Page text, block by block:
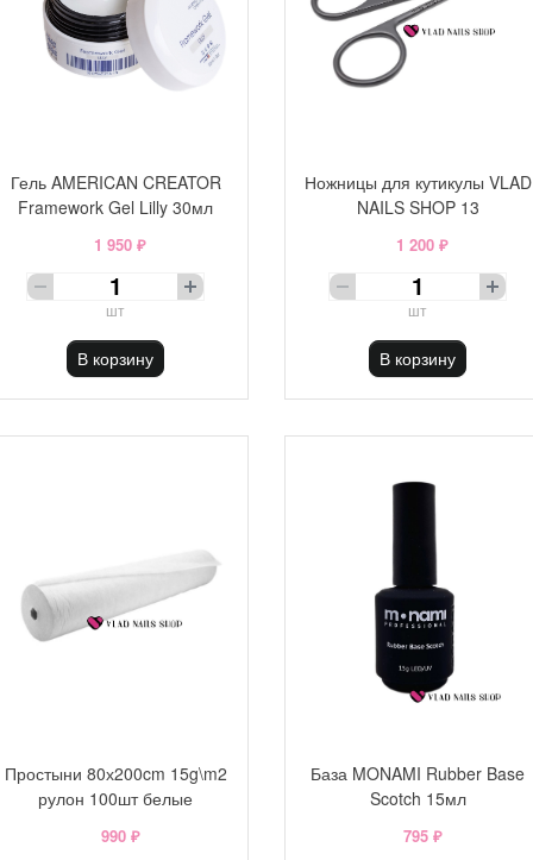
Гель AMERICAN CREATOR
Framework Gel Lilly 30мл
1 950 ₽
шт
В корзину
Ножницы для кутикулы VLAD
NAILS SHOP 13
1 200 ₽
шт
В корзину
Простыни 80х200cm 15g\m2
рулон 100шт белые
990 ₽
База MONAMI Rubber Base
Scotch 15мл
795 ₽